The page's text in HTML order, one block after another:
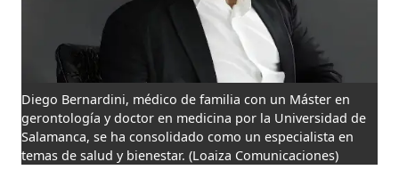
Diego Bernardini, médico de familia con un Máster en
gerontología y doctor en medicina por la Universidad de
Salamanca, se ha consolidado como un especialista en
temas de salud y bienestar. (Loaiza Comunicaciones)